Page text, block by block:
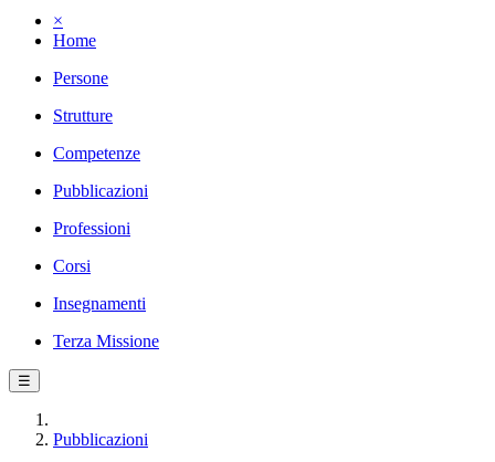
×
Home
Persone
Strutture
Competenze
Pubblicazioni
Professioni
Corsi
Insegnamenti
Terza Missione
☰
Pubblicazioni